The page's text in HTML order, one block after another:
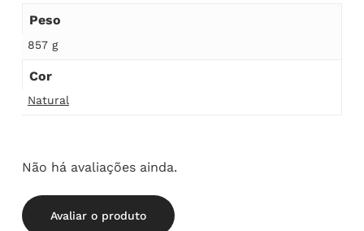
Peso
857 g
Cor
Natural
Não há avaliações ainda.
Avaliar o produto